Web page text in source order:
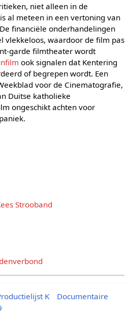
niet alleen in de
al meteen in een vertoning van
financiële onderhandelingen
vlekkeloos, waardoor de film pas
garde filmtheater wordt
ook signalen dat Kentering
of begrepen wordt. Een
voor de Cinematografie,
Duitse katholieke
ongeschikt achten voor
Strooband
K
Documentaire